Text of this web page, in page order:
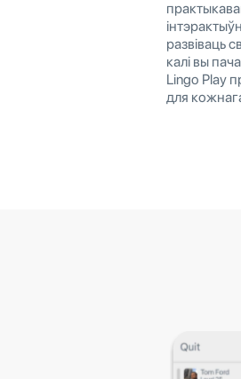
развіваць
калі вы
Lingo Play
для